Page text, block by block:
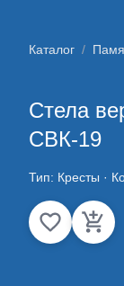
Каталог /
Стела
СВК-19
Тип: Кресты ·